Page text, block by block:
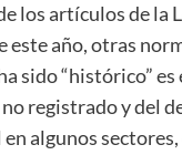
los artículos de la
año, otras
sido “histórico”
registrado y del
algunos